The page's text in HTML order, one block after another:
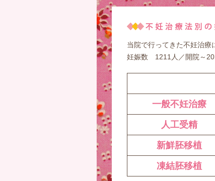
当院で行ってきた不妊治療
妊娠数 1211人／開院～
一般不妊治療
人工受精
新鮮胚移植
凍結胚移植